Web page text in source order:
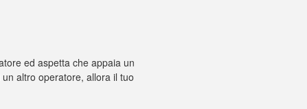
ed aspetta che appaia un
altro operatore, allora il tuo